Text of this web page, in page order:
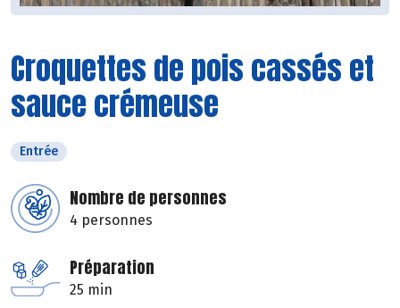
Croquettes de pois cassés et
sauce crémeuse
Entrée
Nombre de personnes
4 personnes
Préparation
25 min